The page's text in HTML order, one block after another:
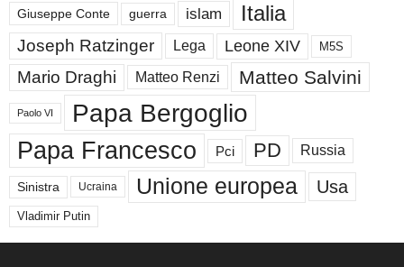
Giuseppe Conte guerra islam Italia
Joseph Ratzinger Lega Leone XIV M5S
Mario Draghi Matteo Renzi Matteo Salvini
Paolo VI Papa Bergoglio
Papa Francesco Pci PD Russia
Sinistra Ucraina Unione europea Usa
Vladimir Putin